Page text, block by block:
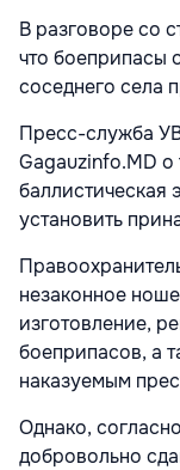
В разговоре со
что боеприпасы
соседнего села
Пресс-служба
Gagauzinfo.MD о
баллистическая
установить
незаконное
изготовление,
боеприпасов, а
наказуемым
Однако,
добровольно